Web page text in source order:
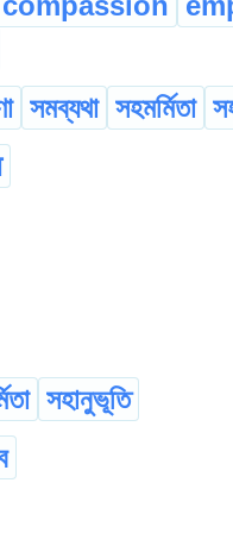
সমব্যথা সহমৰ্মিতা
সহানুভূতি